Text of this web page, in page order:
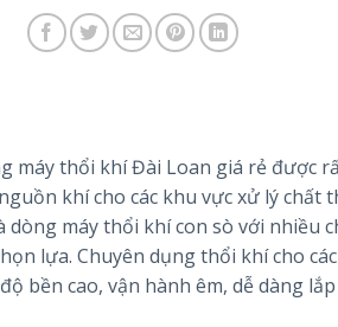
máy thổi khí Đài Loan giá rẻ được
khí cho các khu vực xử lý chất
máy thổi khí con sò với nhiều
lựa. Chuyên dụng thổi khí cho
bền cao, vận hành êm, dễ dàng